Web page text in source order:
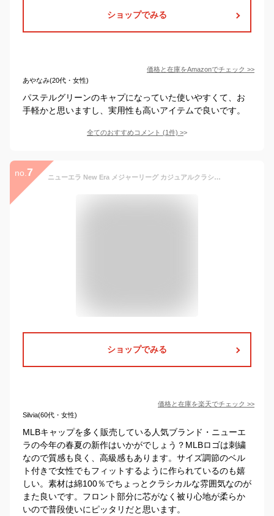
ショップでみる
価格と在庫をAmazonでチェック >>
あやなみ(20代・女性)
パステルグリーンのキャプになっていた使いやすくて、お
手軽かと思いますし、実用性も高いアイテムで良いです。
全てのおすすめコメント (1件) >
no. 7 ニューエラ New Era メジャーリーグ カジュアルクラシックキャップ 14744733 14744731 14744732 14744735 14744736 14744734 14744730 14744744 MLB CASUAL CLASSIC CAP ヤンキース ドジャース パドレス レッドソックス メンズ レディース ユニセックス 帽子 国内正規 2026SS
ショップでみる
価格と在庫を楽天でチェック >>
Silvia(60代・女性)
MLBキャップを多く販売している人気ブランド・ニューエ
ラの今年の春夏の新作はいかがでしょう？MLBロゴは刺繍
なので質感も良く、高級感もあります。サイズ調節のベル
ト付きで女性でもフィットするように作られているのも嬉
しい。素材は綿100％でちょっとクラシカルな雰囲気なのが
また良いです。フロント部分に芯がなく被り心地が柔らか
いので普段使いにピッタリだと思います。